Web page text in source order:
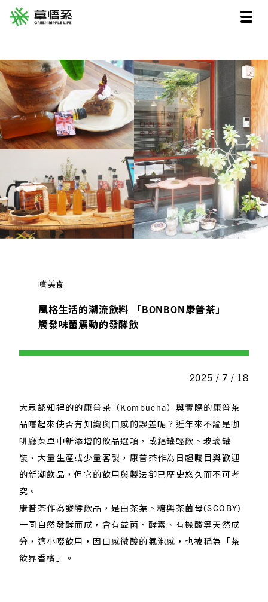
嚐美食
風格生活的潮流飲料 「BONBON康普茶」
觸發味蕾震動的發酵飲
2025 / 7 / 18
大眾認知裡的的康普茶（Kombucha）與實際的康普茶
品嚐起來使否有知識與口感的誤差呢？近年來不論是咖
啡廳菜單中新添增的飲品選項，或鋁罐輕飲、玻璃罐
裝、大量生產或少量客製，康普茶作為日趨矚目與歡迎
的新潮飲品，但它的飲用與製法卻已歷史悠久而不可考
究。
康普茶作為發酵飲品，是由茶葉、糖與茶菌母(SCOBY)
一同自然發酵而成，含有益菌、酵素、有機酸等天然成
分，適小啜飲用，因口感微酸的氣泡感，也被稱為「茶
飲界香檳」。